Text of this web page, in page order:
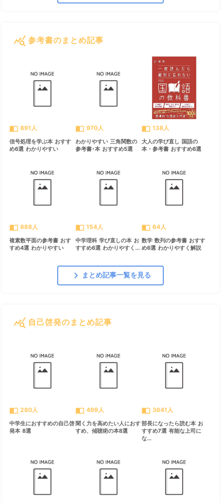
query_stats 参考書のまとめ記事
import_contacts 891人
信号処理を学ぶ本 おすす
め6選 わかりやすい
import_contacts 970人
わかりやすい 三角関数の
参考書･本 おすすめ5選
import_contacts 138人
大人の学び直し 国語の
本・参考書 おすすめ6選
import_contacts 688人
複素数平面の参考書 おす
すめ4選 わかりやすい
import_contacts 154人
中学理科 学び直しの本 お
すすめ6選 わかりやすく...
import_contacts 64人
数学 数列の参考書 おすす
め6選 わかりやすく解説
chevron_right まとめ記事一覧を見る
query_stats 自己啓発のまとめ記事
import_contacts 280人
中学生におすすめの自己啓
発本 8選
import_contacts 499人
聞く力を高めたい人におす
すめ、傾聴術の本8選
import_contacts 3641人
部長になったら読む本 お
すすめ7選 有能な上司に
な...